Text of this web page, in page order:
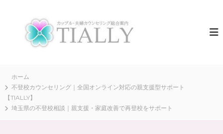
ッ
リ
グ
全
夫
ホーム
不登校カウンセリング｜全国オンライン対応の親支援型サポート
【TIALLY】
埼玉県の不登校相談｜親支援・家庭改善で再登校をサポート